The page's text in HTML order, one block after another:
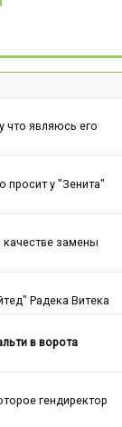
что являюсь его
просит у "Зенита"
качестве замены
Радека Витека
в ворота
гендиректор